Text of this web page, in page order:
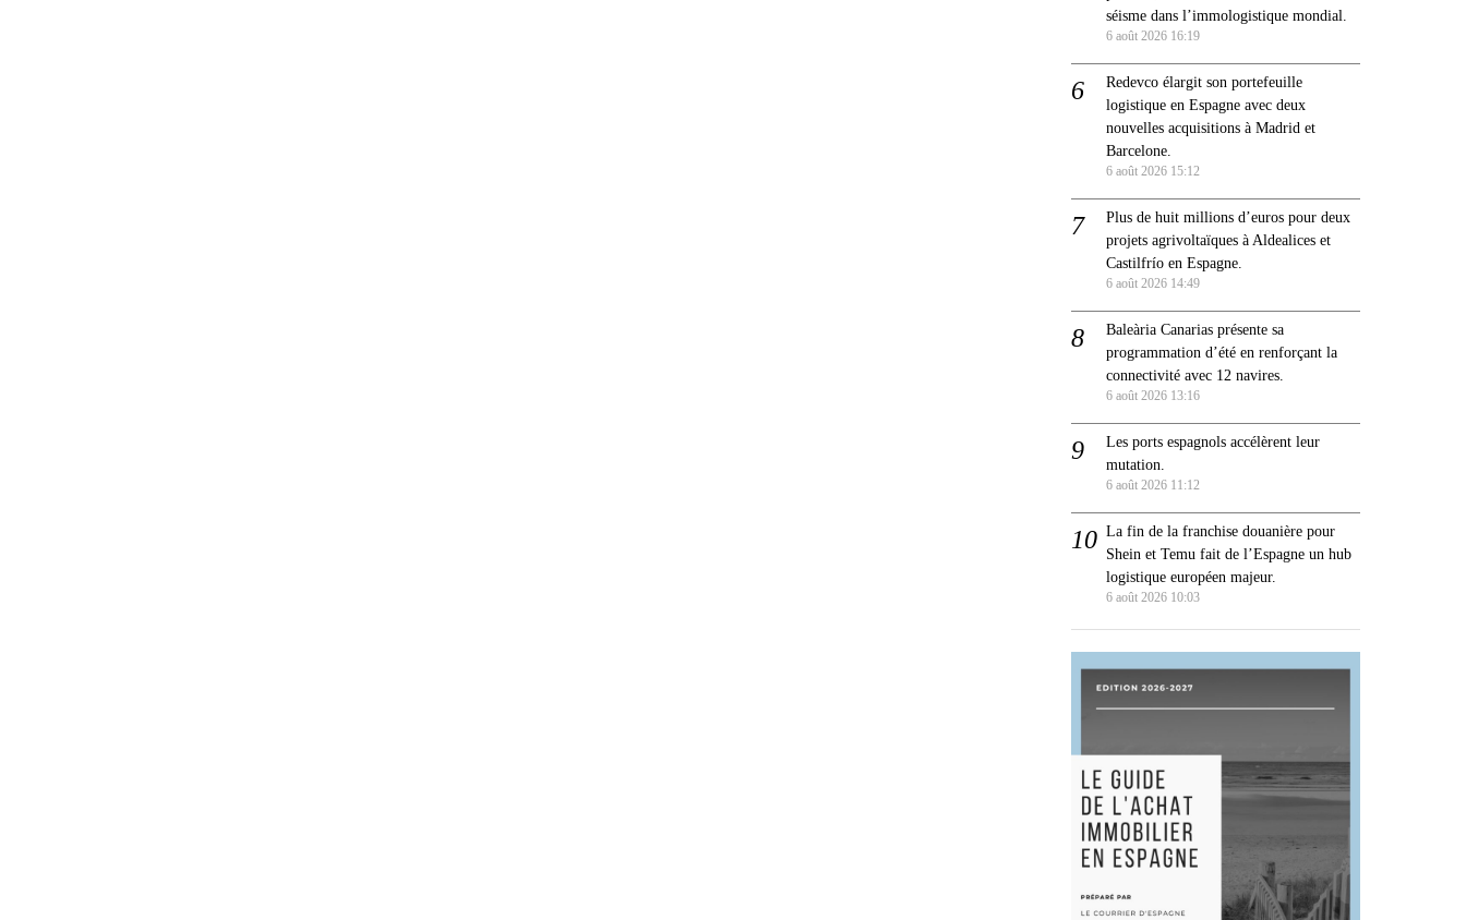
séisme dans l’immologistique mondial.
6 août 2026 16:19
Redevco élargit son portefeuille
logistique en Espagne avec deux
nouvelles acquisitions à Madrid et
Barcelone.
6 août 2026 15:12
Plus de huit millions d’euros pour deux
projets agrivoltaïques à Aldealices et
Castilfrío en Espagne.
6 août 2026 14:49
Baleària Canarias présente sa
programmation d’été en renforçant la
connectivité avec 12 navires.
6 août 2026 13:16
Les ports espagnols accélèrent leur
mutation.
6 août 2026 11:12
La fin de la franchise douanière pour
Shein et Temu fait de l’Espagne un hub
logistique européen majeur.
6 août 2026 10:03